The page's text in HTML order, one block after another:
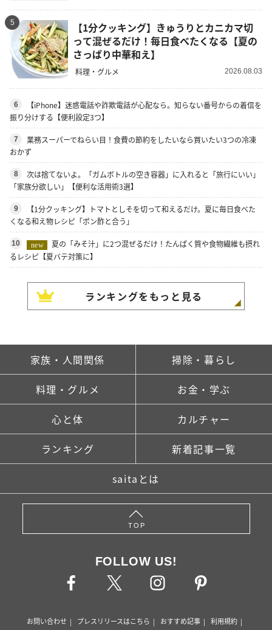
5
【1分クッキング】きゅうりとカニカマ切
って混ぜるだけ！毎日食べたくなる【夏の
さっぱり中華和え】
料理・グルメ 2026.08.03
6
【iPhone】迷惑電話や詐欺電話が心配なら。知らない番号からの着信を
振り分けする【便利設定3つ】
7
業務スーパーでねらい目！食費の節約をしたいなら買いたい3つの冷凍
おかず
8
次は捨てないよ。「ガムボトルの空き容器」に入れると「旅行にいい」
「家族分欲しい」【便利な活用術3選】
9
【1分クッキング】トマトとしそを切って和えるだけ。夏に毎日食べた
くなる和え物レシピ「ポン酢と合う」
10 new
夏の「みそ汁」に2つ混ぜるだけ！たんぱく質や食物繊維も摂れ
るレシピ【夏バテ対策に】
ランキングをもっと見る
家族・人間関係 掃除・暮らし
料理・グルメ お金・学ぶ
心と体 カルチャー
ランキング 新着記事一覧
saitaとは
TOP
FOLLOW US!
お問い合わせ プレスリリースはこちら おすすめ記事
利用規約